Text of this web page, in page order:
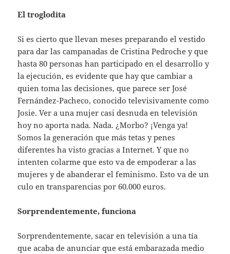
El troglodita
Si es cierto que llevan meses preparando el vestido
para dar las campanadas de Cristina Pedroche y que
hasta 80 personas han participado en el desarrollo y
la ejecución, es evidente que hay que cambiar a
quien toma las decisiones, que parece ser José
Fernández-Pacheco, conocido televisivamente como
Josie. Ver a una mujer casi desnuda en televisión
hoy no aporta nada. Nada. ¿Morbo? ¡Venga ya!
Somos la generación que más tetas y penes
diferentes ha visto gracias a Internet. Y que no
intenten colarme que esto va de empoderar a las
mujeres y de abanderar el feminismo. Esto va de un
culo en transparencias por 60.000 euros.
Sorprendentemente, funciona
Sorprendentemente, sacar en televisión a una tía
que acaba de anunciar que está embarazada medio